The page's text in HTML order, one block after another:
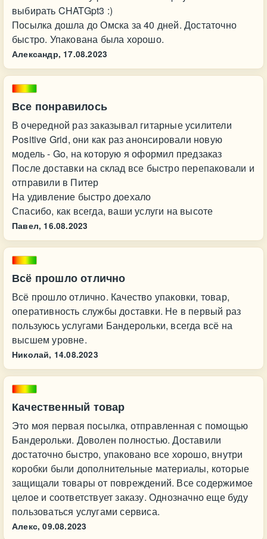
выбирать CHATGpt3 :)
Посылка дошла до Омска за 40 дней. Достаточно
быстро. Упакована была хорошо.
Александр, 17.08.2023
Все понравилось
В очередной раз заказывал гитарные усилители
Positive Grid, они как раз анонсировали новую
модель - Go, на которую я оформил предзаказ
После доставки на склад все быстро перепаковали и
отправили в Питер
На удивление быстро доехало
Спасибо, как всегда, ваши услуги на высоте
Павел, 16.08.2023
Всё прошло отлично
Всё прошло отлично. Качество упаковки, товар,
оперативность службы доставки. Не в первый раз
пользуюсь услугами Бандерольки, всегда всё на
высшем уровне.
Николай, 14.08.2023
Качественный товар
Это моя первая посылка, отправленная с помощью
Бандерольки. Доволен полностью. Доставили
достаточно быстро, упаковано все хорошо, внутри
коробки были дополнительные материалы, которые
защищали товары от повреждений. Все содержимое
целое и соответствует заказу. Однозначно еще буду
пользоваться услугами сервиса.
Алекс, 09.08.2023